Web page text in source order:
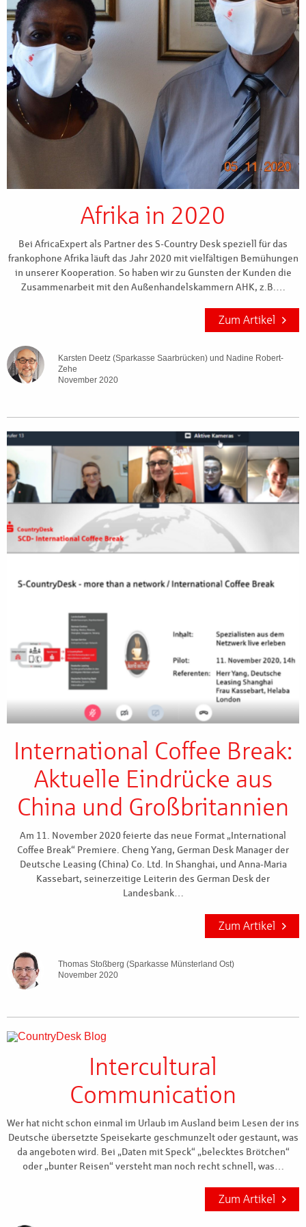
Afrika in 2020
Bei AfricaExpert als Partner des S-Country Desk speziell für das
frankophone Afrika läuft das Jahr 2020 mit vielfältigen Bemühungen
in unserer Kooperation. So haben wir zu Gunsten der Kunden die
Zusammenarbeit mit den Außenhandelskammern AHK, z.B.…
Zum Artikel
Karsten Deetz (Sparkasse Saarbrücken) und Nadine Robert-
Zehe
November 2020
International Coffee Break:
Aktuelle Eindrücke aus
China und Großbritannien
Am 11. November 2020 feierte das neue Format „International
Coffee Break“ Premiere. Cheng Yang, German Desk Manager der
Deutsche Leasing (China) Co. Ltd. In Shanghai, und Anna-Maria
Kassebart, seinerzeitige Leiterin des German Desk der
Landesbank…
Zum Artikel
Thomas Stoßberg (Sparkasse Münsterland Ost)
November 2020
Intercultural
Communication
Wer hat nicht schon einmal im Urlaub im Ausland beim Lesen der ins
Deutsche übersetzte Speisekarte geschmunzelt oder gestaunt, was
da angeboten wird. Bei „Daten mit Speck“ „belecktes Brötchen“
oder „bunter Reisen“ versteht man noch recht schnell, was…
Zum Artikel